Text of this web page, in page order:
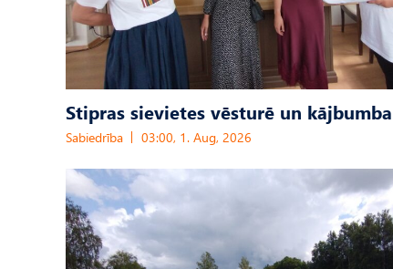
Stipras sievietes vēsturē un kājbumba
Sabiedrība 03:00, 1. Aug, 2026